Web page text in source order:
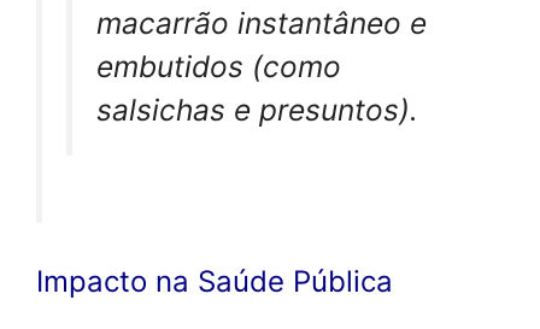
macarrão instantâneo e
embutidos (como
salsichas e presuntos).
Impacto na Saúde Pública